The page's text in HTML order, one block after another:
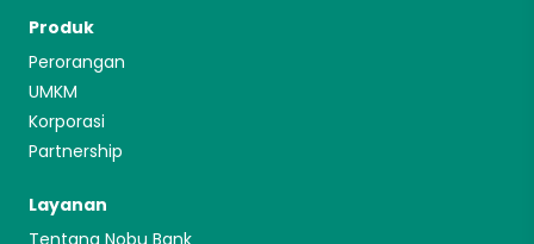
Produk
Perorangan
UMKM
Korporasi
Partnership
Layanan
Tentang Nobu Bank